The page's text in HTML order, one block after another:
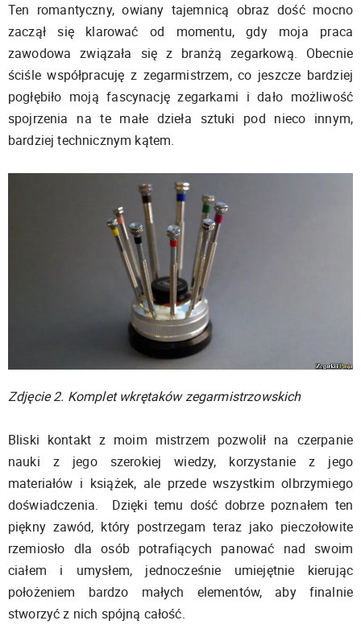
Ten romantyczny, owiany tajemnicą obraz dość mocno
zaczął się klarować od momentu, gdy moja praca
zawodowa związała się z branżą zegarkową. Obecnie
ściśle współpracuję z zegarmistrzem, co jeszcze bardziej
pogłębiło moją fascynację zegarkami i dało możliwość
spojrzenia na te małe dzieła sztuki pod nieco innym,
bardziej technicznym kątem.
Zdjęcie 2. Komplet wkrętaków zegarmistrzowskich
Bliski kontakt z moim mistrzem pozwolił na czerpanie
nauki z jego szerokiej wiedzy, korzystanie z jego
materiałów i książek, ale przede wszystkim olbrzymiego
doświadczenia. Dzięki temu dość dobrze poznałem ten
piękny zawód, który postrzegam teraz jako pieczołowite
rzemiosło dla osób potrafiących panować nad swoim
ciałem i umysłem, jednocześnie umiejętnie kierując
położeniem bardzo małych elementów, aby finalnie
stworzyć z nich spójną całość.